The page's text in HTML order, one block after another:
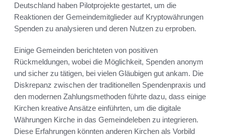
Deutschland haben Pilotprojekte gestartet, um die
Reaktionen der Gemeindemitglieder auf Kryptowährungen
Spenden zu analysieren und deren Nutzen zu erproben.
Einige Gemeinden berichteten von positiven
Rückmeldungen, wobei die Möglichkeit, Spenden anonym
und sicher zu tätigen, bei vielen Gläubigen gut ankam. Die
Diskrepanz zwischen der traditionellen Spendenpraxis und
den modernen Zahlungsmethoden führte dazu, dass einige
Kirchen kreative Ansätze einführten, um die digitale
Währungen Kirche in das Gemeindeleben zu integrieren.
Diese Erfahrungen könnten anderen Kirchen als Vorbild